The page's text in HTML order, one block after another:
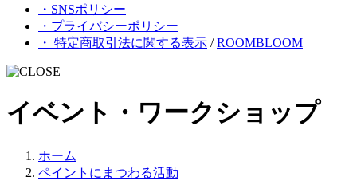
・SNSポリシー
・プライバシーポリシー
・ 特定商取引法に関する表示 /ROOMBLOOM
イベント・ワークショップ
ホーム
ペイントにまつわる活動